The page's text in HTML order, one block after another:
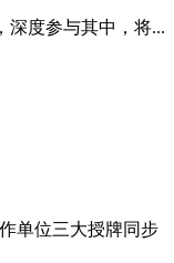
深度参与其中，将...
单位三大授牌同步